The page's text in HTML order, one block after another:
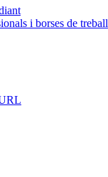
i borses de treball